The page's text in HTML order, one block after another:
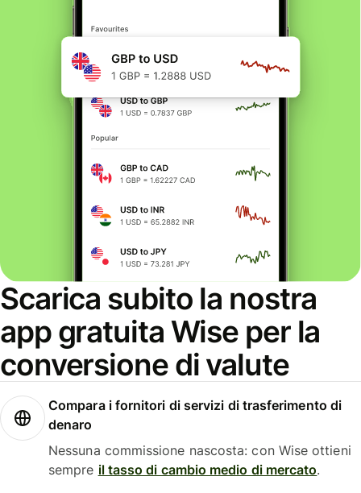
Scarica subito la nostra
app gratuita Wise per la
conversione di valute
Compara i fornitori di servizi di trasferimento di
denaro
Nessuna commissione nascosta: con Wise ottieni
sempre il tasso di cambio medio di mercato.